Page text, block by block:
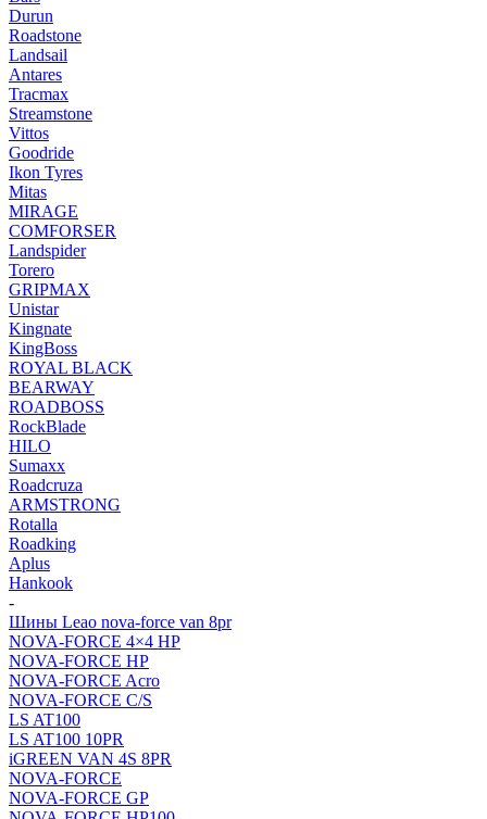
Durun
Roadstone
Landsail
Antares
Tracmax
Streamstone
Vittos
Goodride
Ikon Tyres
Mitas
MIRAGE
COMFORSER
Landspider
Torero
GRIPMAX
Unistar
Kingnate
KingBoss
ROYAL BLACK
BEARWAY
ROADBOSS
RockBlade
HILO
Sumaxx
Roadcruza
ARMSTRONG
Rotalla
Roadking
Aplus
Hankook
-
Шины Leao nova-force van 8pr
NOVA-FORCE 4×4 HP
NOVA-FORCE HP
NOVA-FORCE Acro
NOVA-FORCE C/S
LS AT100
LS AT100 10PR
iGREEN VAN 4S 8PR
NOVA-FORCE
NOVA-FORCE GP